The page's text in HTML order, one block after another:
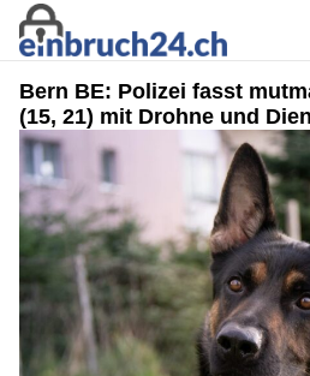
Bern BE: Polizei fasst
(15, 21) mit Drohne und